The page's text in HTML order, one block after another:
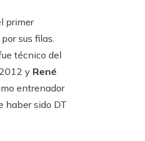
primer
sus filas.
técnico del
y René
entrenador
haber sido DT